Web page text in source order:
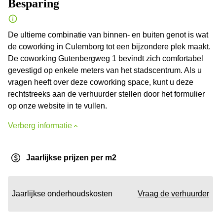
Besparing
De ultieme combinatie van binnen- en buiten genot is wat
de coworking in Culemborg tot een bijzondere plek maakt.
De coworking Gutenbergweg 1 bevindt zich comfortabel
gevestigd op enkele meters van het stadscentrum. Als u
vragen heeft over deze coworking space, kunt u deze
rechtstreeks aan de verhuurder stellen door het formulier
op onze website in te vullen.
Verberg informatie
Jaarlijkse prijzen per m2
Jaarlijkse onderhoudskosten Vraag de verhuurder